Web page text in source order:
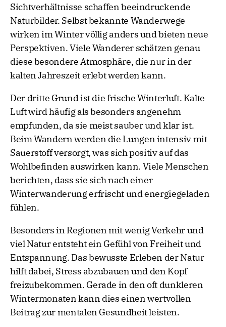
Sichtverhältnisse schaffen beeindruckende
Naturbilder. Selbst bekannte Wanderwege
wirken im Winter völlig anders und bieten neue
Perspektiven. Viele Wanderer schätzen genau
diese besondere Atmosphäre, die nur in der
kalten Jahreszeit erlebt werden kann.
Der dritte Grund ist die frische Winterluft. Kalte
Luft wird häufig als besonders angenehm
empfunden, da sie meist sauber und klar ist.
Beim Wandern werden die Lungen intensiv mit
Sauerstoff versorgt, was sich positiv auf das
Wohlbefinden auswirken kann. Viele Menschen
berichten, dass sie sich nach einer
Winterwanderung erfrischt und energiegeladen
fühlen.
Besonders in Regionen mit wenig Verkehr und
viel Natur entsteht ein Gefühl von Freiheit und
Entspannung. Das bewusste Erleben der Natur
hilft dabei, Stress abzubauen und den Kopf
freizubekommen. Gerade in den oft dunkleren
Wintermonaten kann dies einen wertvollen
Beitrag zur mentalen Gesundheit leisten.